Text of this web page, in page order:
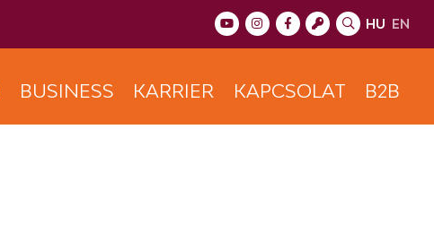
HU EN
BUSINESS KARRIER KAPCSOLAT B2B